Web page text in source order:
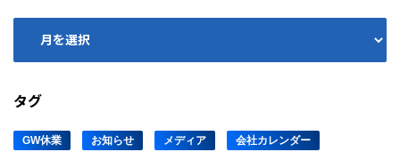
タグ
GW休業 お知らせ メディア 会社カレンダー